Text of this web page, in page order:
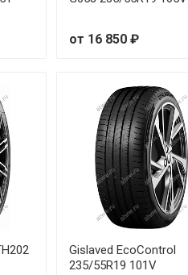
от 16 850 ₽
Gislaved EcoControl
235/55R19 101V